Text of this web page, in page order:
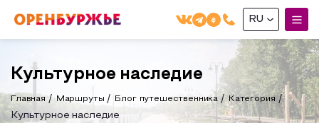
О РЕГИОНЕ
RU
Русский(RU)
Культурное наследие
Главная Маршруты Блог путешественника Категория
Культурное наследие